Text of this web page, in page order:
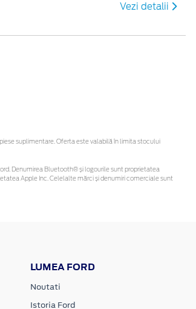
Vezi detalii
suplimentare. Oferta este valabilă în limita stocului
Denumirea Bluetooth® și logourile sunt proprietatea
Apple Inc. Celelalte mărci și denumiri comerciale sunt
LUMEA FORD
Noutati
Istoria Ford